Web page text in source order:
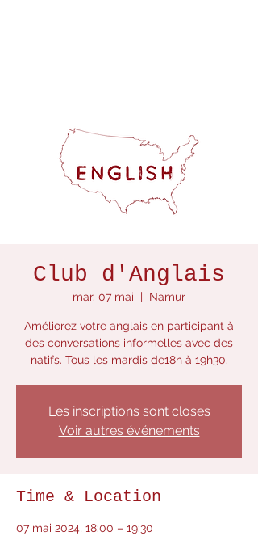
Club d'Anglais
mar. 07 mai
  |
Namur
Améliorez votre anglais en participant à
des conversations informelles avec des
natifs. Tous les mardis de18h à 19h30.
Les inscriptions sont closes
Voir autres événements
Time & Location
07 mai 2024, 18:00 – 19:30